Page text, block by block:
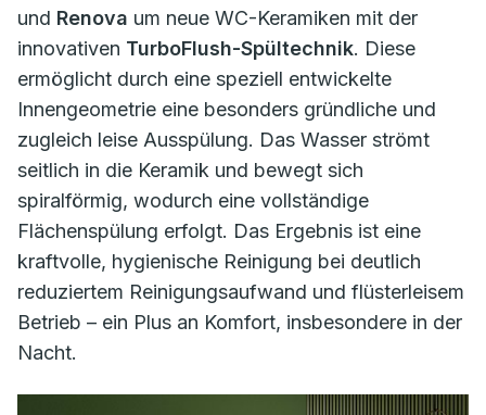
und Renova um neue WC-Keramiken mit der
innovativen TurboFlush-Spültechnik. Diese
ermöglicht durch eine speziell entwickelte
Innengeometrie eine besonders gründliche und
zugleich leise Ausspülung. Das Wasser strömt
seitlich in die Keramik und bewegt sich
spiralförmig, wodurch eine vollständige
Flächenspülung erfolgt. Das Ergebnis ist eine
kraftvolle, hygienische Reinigung bei deutlich
reduziertem Reinigungsaufwand und flüsterleisem
Betrieb – ein Plus an Komfort, insbesondere in der
Nacht.